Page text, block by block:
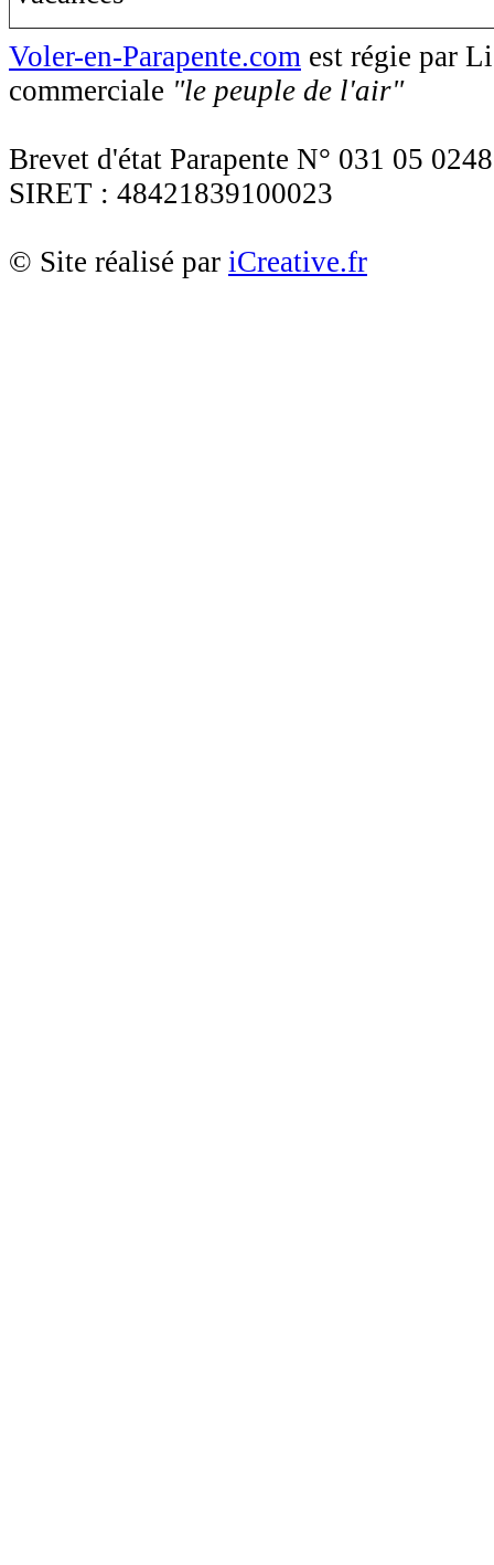
Voler-en-Parapente.com est régie par
commerciale "le peuple de l'air"
Brevet d'état Parapente N° 031 05 0248
SIRET : 48421839100023
© Site réalisé par iCreative.fr